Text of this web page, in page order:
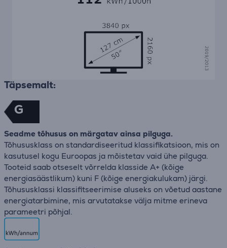
Täpsemalt:
G
Seadme tõhusus on märgatav ainsa pilguga.
Tõhususklass on standardiseeritud klassifikatsioon, mis on
kasutusel kogu Euroopas ja mõistetav vaid ühe pilguga.
Tooteid saab otseselt võrrelda klasside A+ (kõige
energiasäästlikum) kuni F (kõige energiakulukam) järgi.
Tõhususklassi klassifitseerimise aluseks on võetud aastane
energiatarbimine, mis arvutatakse välja mitme erineva
parameetri põhjal.